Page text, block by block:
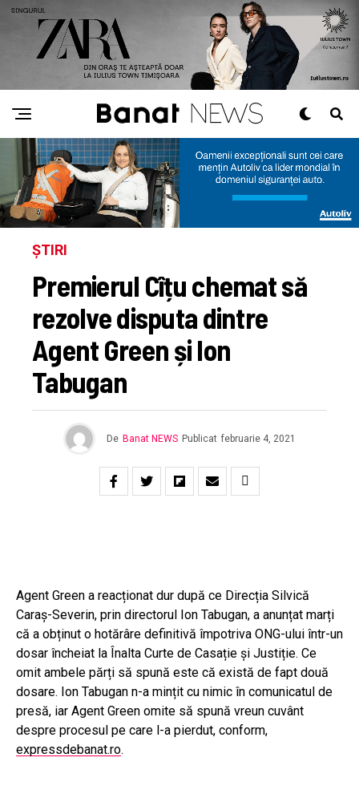
ȘTIRI
Premierul Cîțu chemat să
rezolve disputa dintre
Agent Green și Ion
Tabugan
De Banat NEWS Publicat februarie 4, 2021
Agent Green a reacționat dur după ce Direcția Silvică
Caraș-Severin, prin directorul Ion Tabugan, a anunțat marți
că a obținut o hotărâre definitivă împotriva ONG-ului într-un
dosar încheiat la Înalta Curte de Casație și Justiție. Ce
omit ambele părți să spună este că există de fapt două
dosare. Ion Tabugan n-a mințit cu nimic în comunicatul de
presă, iar Agent Green omite să spună vreun cuvânt
despre procesul pe care l-a pierdut, conform,
expressdebanat.ro.